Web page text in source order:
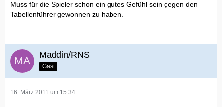
Muss für die Spieler schon ein gutes Gefühl sein gegen den
Tabellenführer gewonnen zu haben.
Maddin/RNS
Gast
16. März 2011 um 15:34